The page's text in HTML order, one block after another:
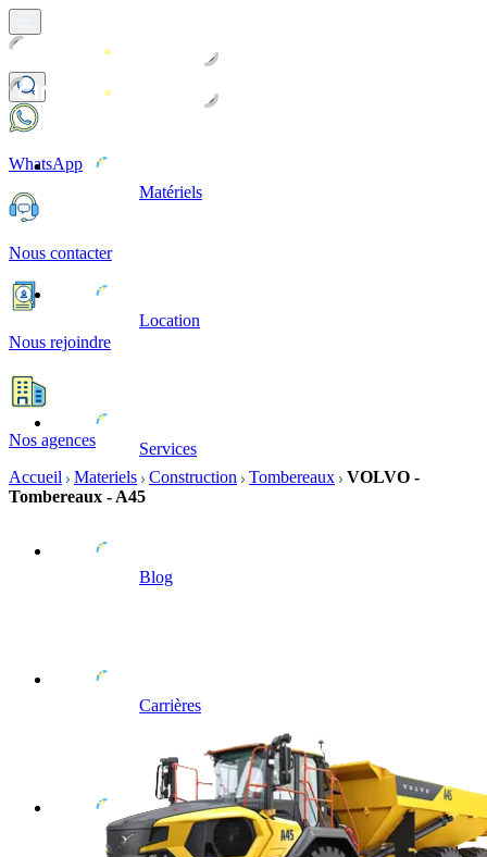
Matériels
Location
Services
Blog
Carrières
WhatsApp
Nous contacter
Nous rejoindre
Nos agences
Accueil
Materiels Construction Tombereaux
VOLVO -
Tombereaux - A45